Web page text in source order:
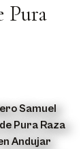
Pura
Samuel
Pura Raza
Andujar